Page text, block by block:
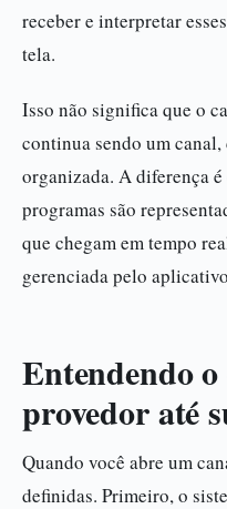
receber e interpretar
tela.
Isso não significa que o
continua sendo um
organizada. A diferença
programas são
que chegam em tempo
gerenciada pelo
Entendendo
provedor até
Quando você abre um
definidas. Primeiro, o